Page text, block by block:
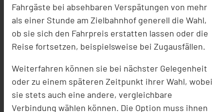
Fahrgäste bei absehbaren Verspätungen von mehr
als einer Stunde am Zielbahnhof generell die Wahl,
ob sie sich den Fahrpreis erstatten lassen oder die
Reise fortsetzen, beispielsweise bei Zugausfällen.
Weiterfahren können sie bei nächster Gelegenheit
oder zu einem späteren Zeitpunkt ihrer Wahl, wobei
sie stets auch eine andere, vergleichbare
Verbindung wählen können. Die Option muss ihnen